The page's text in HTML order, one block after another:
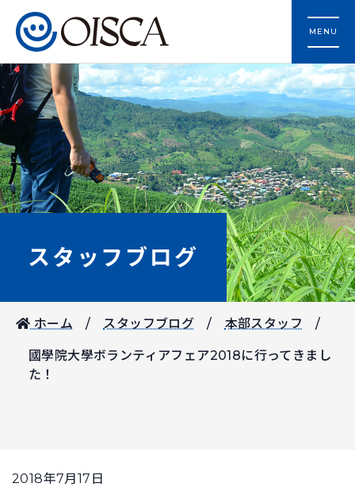
MENU
スタッフブログ
ホーム スタッフブログ 本部スタッフ
國學院大學ボランティアフェア2018に行ってきまし
た！
2018年7月17日